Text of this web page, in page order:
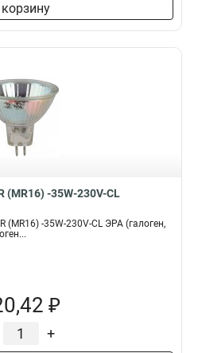
(MR16) -35W-230V-CL
(MR16) -35W-230V-CL ЭРА (галоген,
₽
+